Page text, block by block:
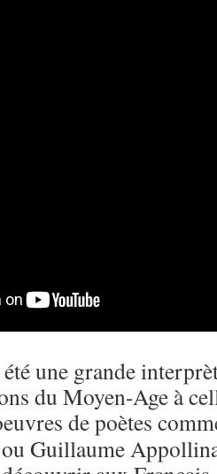
une grande
du Moyen-Age à
de poètes
Guillaume